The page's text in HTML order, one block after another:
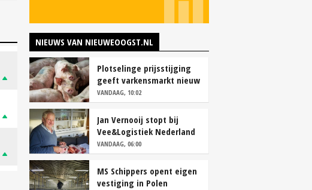
NIEUWS VAN NIEUWEOOGST.NL
Plotselinge prijsstijging
geeft varkensmarkt nieuw
perspectief
VANDAAG, 10:02
Jan Vernooij stopt bij
Vee&Logistiek Nederland
VANDAAG, 06:00
MS Schippers opent eigen
vestiging in Polen